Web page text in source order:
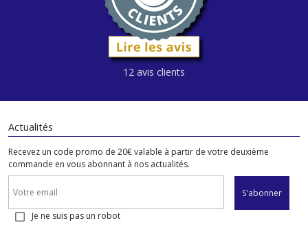
12 avis clients
Actualités
Recevez un code promo de 20€ valable à partir de votre deuxième
commande en vous abonnant à nos actualités.
S'abonner
Je ne suis pas un robot